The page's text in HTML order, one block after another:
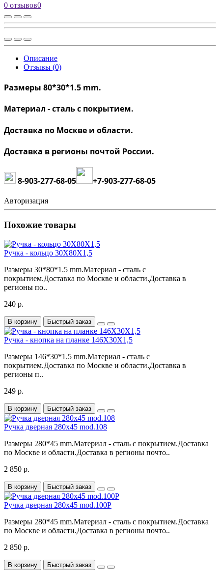
0 отзывов0
Описание
Отзывы (0)
Размеры 80*30*1.5 mm.
Материал - сталь с покрытием.
Доставка по Москве и области.
Доставка в регионы почтой России.
8-903-277-68-05 +7-903-277-68-05
Авторизация
Похожие товары
Ручка - кольцо 30X80X1,5
Размеры 30*80*1.5 mm.Материал - сталь с
покрытием.Доставка по Москве и области.Доставка в
регионы по..
240 р.
В корзину Быстрый заказ
Ручка - кнопка на планке 146X30X1,5
Размеры 146*30*1.5 mm.Материал - сталь с
покрытием.Доставка по Москве и области.Доставка в
регионы п..
249 р.
В корзину Быстрый заказ
Ручка дверная 280x45 mod.108
Размеры 280*45 mm.Материал - сталь с покрытием.Доставка
по Москве и области.Доставка в регионы почто..
2 850 р.
В корзину Быстрый заказ
Ручка дверная 280x45 mod.100P
Размеры 280*45 mm.Материал - сталь с покрытием.Доставка
по Москве и области.Доставка в регионы почто..
2 850 р.
В корзину Быстрый заказ